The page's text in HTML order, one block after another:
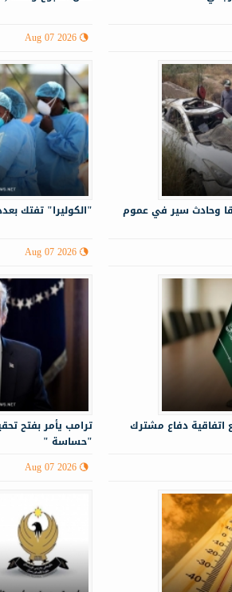
Aug 07 2026
"الكوليرا" تفتك
Aug 07 2026
يستجيب لـ130 حريقا وحادث سير في عموم
ترامب يأمر بفتح
"حساسة "
Aug 07 2026
اتفاقية دفاع مشترك